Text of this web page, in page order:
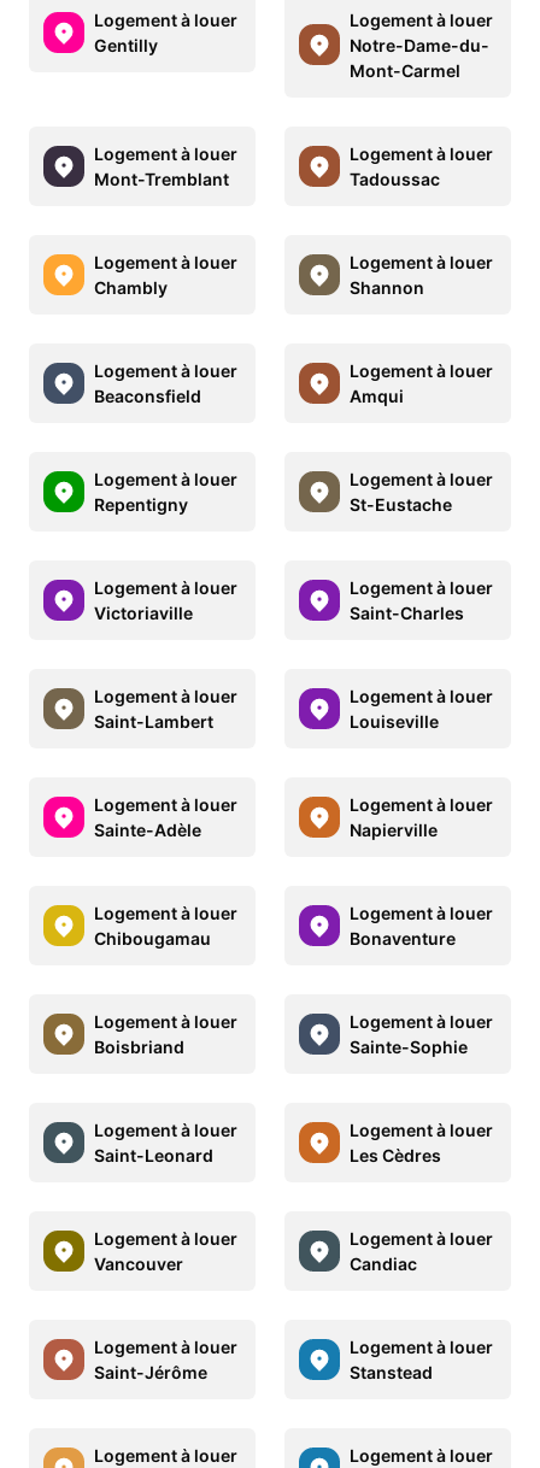
Logement à louer
Gentilly
Logement à louer
Notre-Dame-du-
Mont-Carmel
Logement à louer
Mont-Tremblant
Logement à louer
Tadoussac
Logement à louer
Chambly
Logement à louer
Shannon
Logement à louer
Beaconsfield
Logement à louer
Amqui
Logement à louer
Repentigny
Logement à louer
St-Eustache
Logement à louer
Victoriaville
Logement à louer
Saint-Charles
Logement à louer
Saint-Lambert
Logement à louer
Louiseville
Logement à louer
Sainte-Adèle
Logement à louer
Napierville
Logement à louer
Chibougamau
Logement à louer
Bonaventure
Logement à louer
Boisbriand
Logement à louer
Sainte-Sophie
Logement à louer
Saint-Leonard
Logement à louer
Les Cèdres
Logement à louer
Vancouver
Logement à louer
Candiac
Logement à louer
Saint-Jérôme
Logement à louer
Stanstead
Logement à louer
Logement à louer